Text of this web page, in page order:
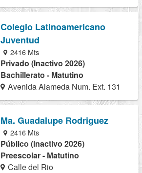
Colegio Latinoamericano
Juventud
2416 Mts
Privado (Inactivo 2026)
Bachillerato - Matutino
Avenida Alameda Num. Ext. 131
Ma. Guadalupe Rodriguez
2416 Mts
Público (Inactivo 2026)
Preescolar - Matutino
Calle del Rio